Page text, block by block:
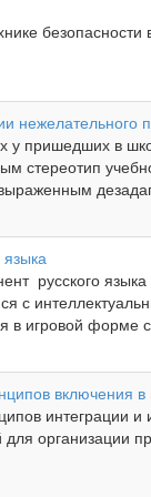
нежелательного
у пришедших в
стереотип
языка
русского
с
в игровой форме
включения
интеграции и
организации